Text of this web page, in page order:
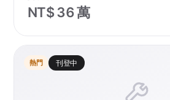
NT$ 36 萬
熱門 刊登中